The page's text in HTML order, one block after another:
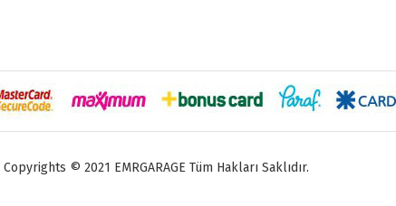
Copyrights © 2021 EMRGARAGE Tüm Hakları Saklıdır.
frox, multi medya,